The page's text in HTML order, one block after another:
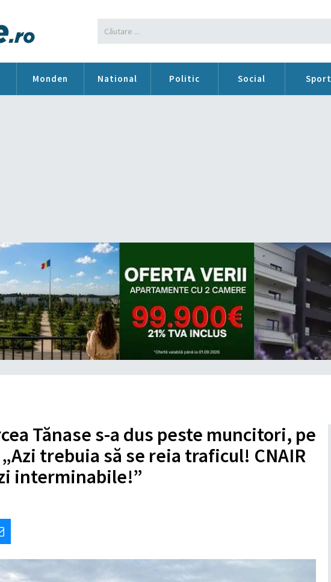
Monden National Politic Social Sport
Tănase s-a dus peste muncitori, pe
trebuia să se reia traficul! CNAIR
interminabile!”